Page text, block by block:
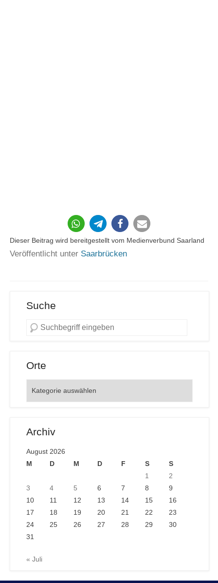
Dieser Beitrag wird bereitgestellt vom Medienverbund Saarland
Veröffentlicht unter Saarbrücken
Suche
Orte
Archiv
August 2026
M
D M D F S
S
1
2
3
4 5 6 7 8
9
10
11 12 13 14 15
16
17
18 19 20 21 22
23
24
25 26 27 28 29
30
31
« Juli